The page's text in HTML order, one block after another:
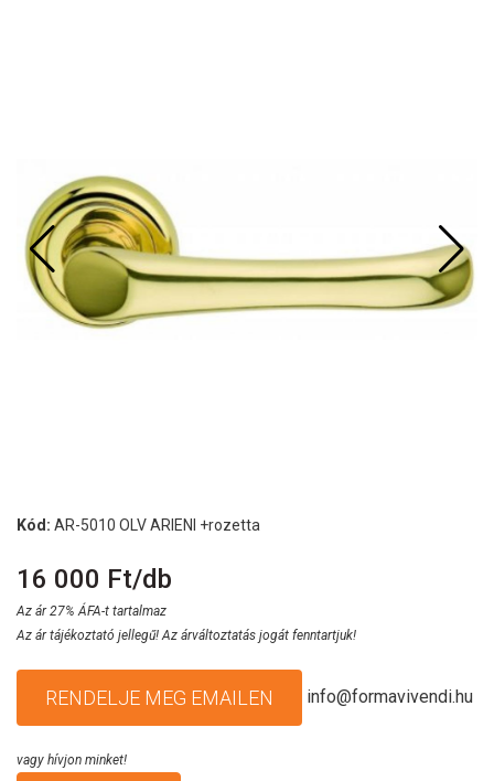
Kód: AR-5010 OLV ARIENI +rozetta
16 000 Ft/db
Az ár 27% ÁFA-t tartalmaz
Az ár tájékoztató jellegű! Az árváltoztatás jogát fenntartjuk!
RENDELJE MEG EMAILEN info@formavivendi.hu
vagy hívjon minket!